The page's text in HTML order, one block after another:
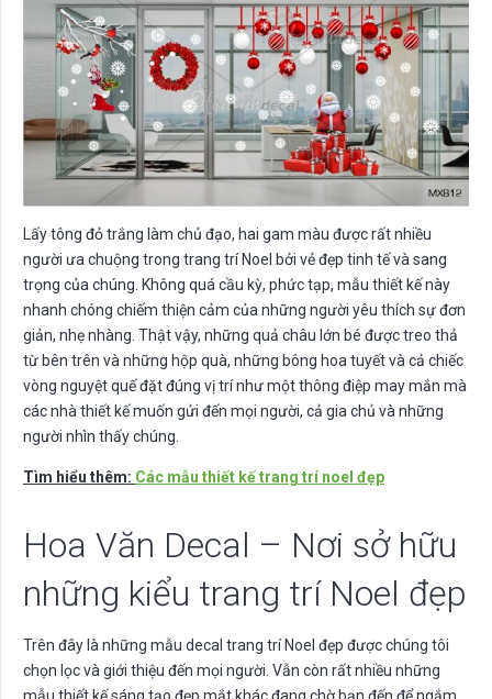
Lấy tông đỏ trắng làm chủ đạo, hai gam màu được rất nhiều
người ưa chuộng trong trang trí Noel bởi vẻ đẹp tinh tế và sang
trọng của chúng. Không quá cầu kỳ, phức tạp, mẫu thiết kế này
nhanh chóng chiếm thiện cảm của những người yêu thích sự đơn
giản, nhẹ nhàng. Thật vậy, những quả châu lớn bé được treo thả
từ bên trên và những hộp quà, những bông hoa tuyết và cả chiếc
vòng nguyệt quế đặt đúng vị trí như một thông điệp may mắn mà
các nhà thiết kế muốn gửi đến mọi người, cả gia chủ và những
người nhìn thấy chúng.
Tìm hiểu thêm: Các mẫu thiết kế trang trí noel đẹp
Hoa Văn Decal – Nơi sở hữu
những kiểu trang trí Noel đẹp
Trên đây là những mẫu decal trang trí Noel đẹp được chúng tôi
chọn lọc và giới thiệu đến mọi người. Vẫn còn rất nhiều những